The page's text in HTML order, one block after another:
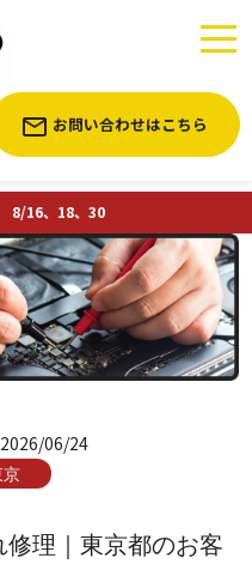
お問い合わせはこちら
8/16、18、30
2026/06/24
京
理｜東京都のお客